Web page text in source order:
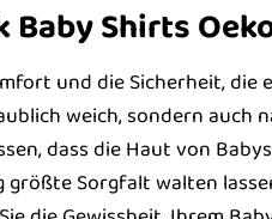
Baby Shirts
und die Sicherheit, die
weich, sondern
dass die Haut von
Sorgfalt walten